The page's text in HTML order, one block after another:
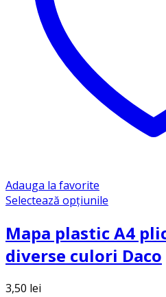
Adauga la favorite
Selectează opțiunile
Mapa plastic A4
diverse culori Daco
3,50 lei